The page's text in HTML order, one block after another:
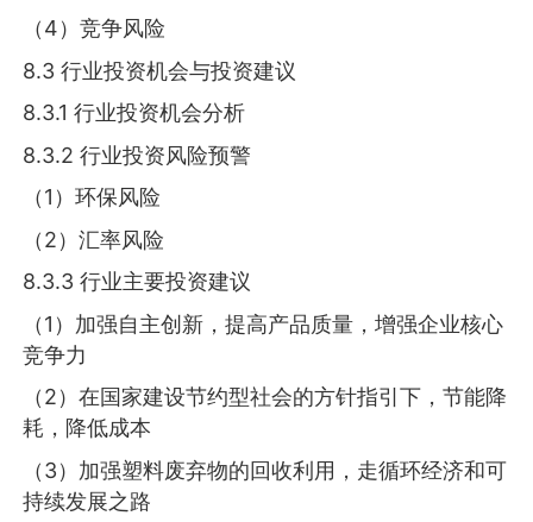
（4）竞争风险
8.3 行业投资机会与投资建议
8.3.1 行业投资机会分析
8.3.2 行业投资风险预警
（1）环保风险
（2）汇率风险
8.3.3 行业主要投资建议
（1）加强自主创新，提高产品质量，增强企业核心
竞争力
（2）在国家建设节约型社会的方针指引下，节能降
耗，降低成本
（3）加强塑料废弃物的回收利用，走循环经济和可
持续发展之路